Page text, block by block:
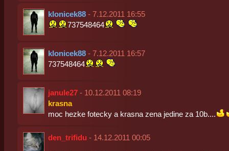
klonicek88- 7.12.2011 16:55
737548464
klonicek88- 7.12.2011 16:57
737548464
janule27- 10.12.2011 08:19
krasna
moc hezke fotecky a krasna zena jedine za 10b....
den_trifidu - 14.12.2011 00:05